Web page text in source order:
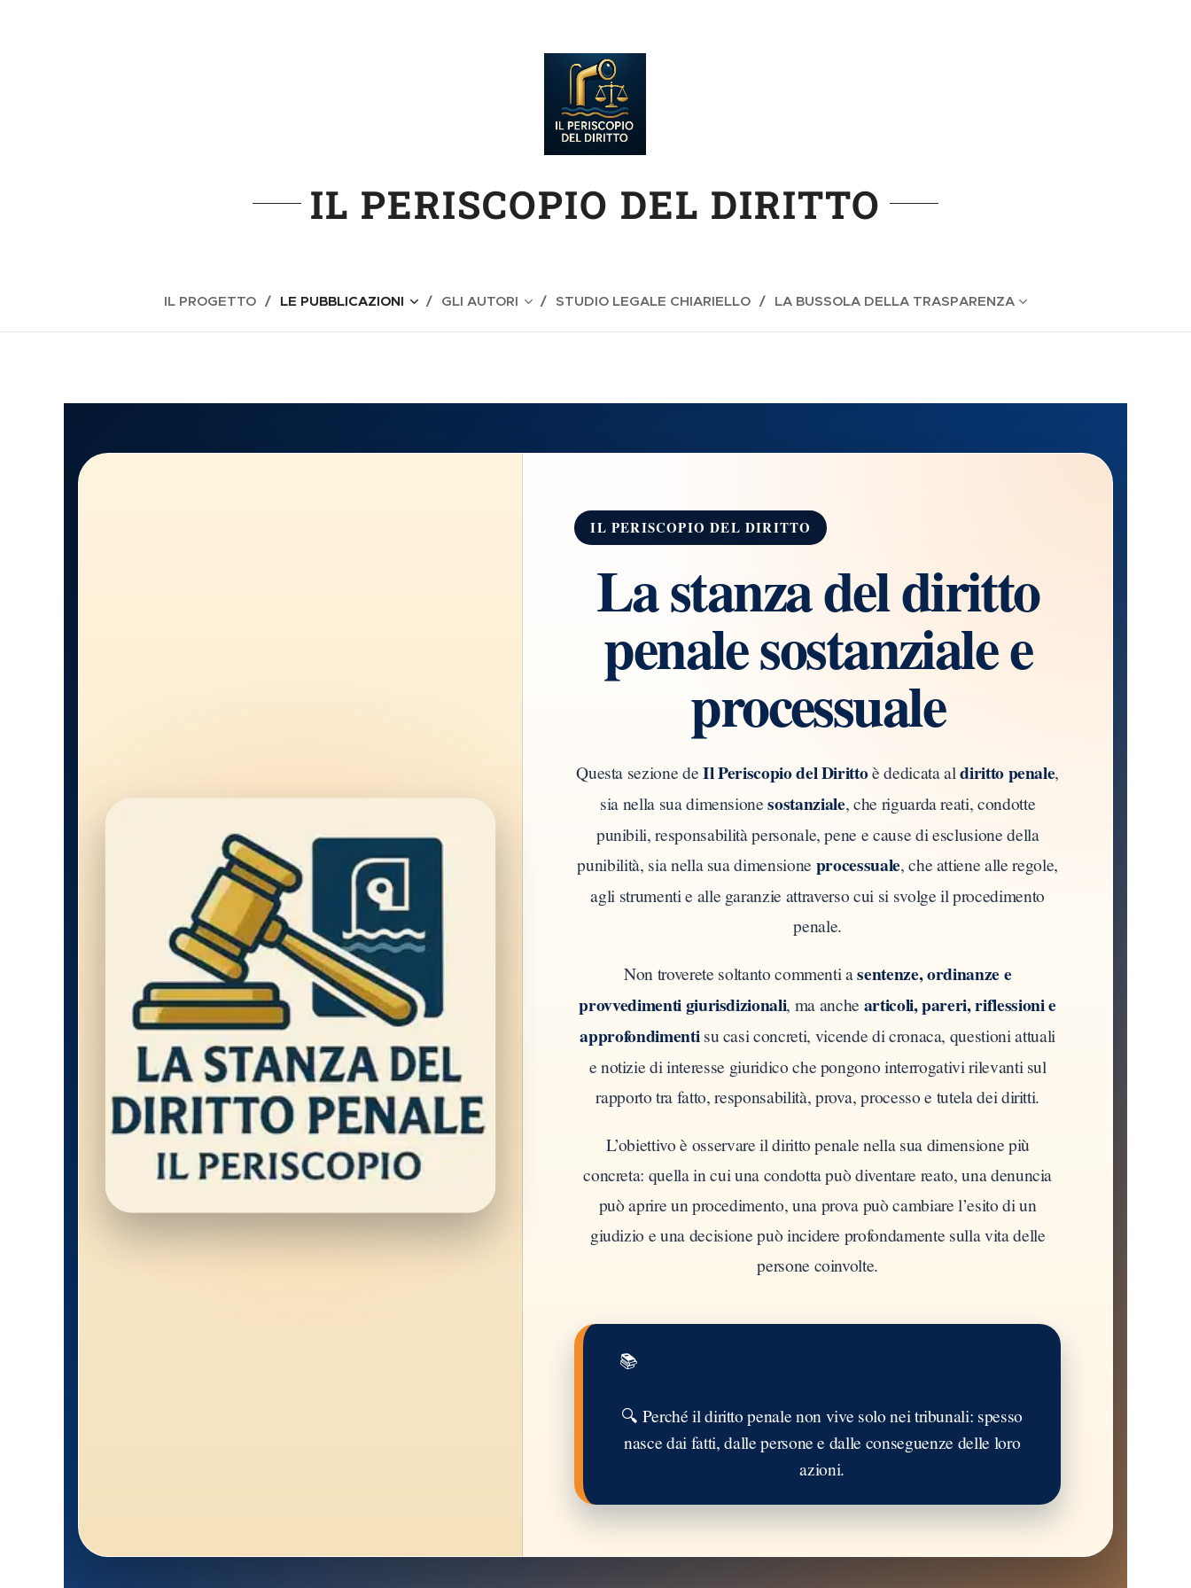
IL PERISCOPIO DEL DIRITTO
IL PROGETTO LE PUBBLICAZIONI GLI AUTORI STUDIO LEGALE CHIARIELLO LA BUSSOLA DELLA TRASPARENZA
IL PERISCOPIO DEL DIRITTO
La stanza del diritto
penale sostanziale e
processuale
Questa sezione deIl Periscopio del Dirittoè dedicata aldiritto penale,
sia nella sua dimensionesostanziale, che riguarda reati, condotte
punibili, responsabilità personale, pene e cause di esclusione della
punibilità, sia nella sua dimensione processuale, che attiene alle regole,
agli strumenti e alle garanzie attraverso cui si svolge il procedimento
penale.
Non troverete soltanto commenti asentenze, ordinanze e
provvedimenti giurisdizionali, ma anche articoli, pareri, riflessioni e
approfondimenti su casi concreti, vicende di cronaca, questioni attuali
e notizie di interesse giuridico che pongono interrogativi rilevanti sul
rapporto tra fatto, responsabilità, prova, processo e tutela dei diritti.
L’obiettivo è osservare il diritto penale nella sua dimensione più
concreta: quella in cui una condotta può diventare reato, una denuncia
può aprire un procedimento, una prova può cambiare l’esito di un
giudizio e una decisione può incidere profondamente sulla vita delle
persone coinvolte.
📚
🔍 Perché il diritto penale non vive solo nei tribunali: spesso
nasce dai fatti, dalle persone e dalle conseguenze delle loro
azioni.